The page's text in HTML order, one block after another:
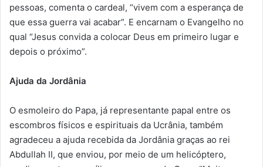
pessoas, comenta o cardeal, “vivem com a esperança de
que essa guerra vai acabar”. E encarnam o Evangelho no
qual “Jesus convida a colocar Deus em primeiro lugar e
depois o próximo”.
Ajuda da Jordânia
O esmoleiro do Papa, já representante papal entre os
escombros físicos e espirituais da Ucrânia, também
agradeceu a ajuda recebida da Jordânia graças ao rei
Abdullah II, que enviou, por meio de um helicóptero,